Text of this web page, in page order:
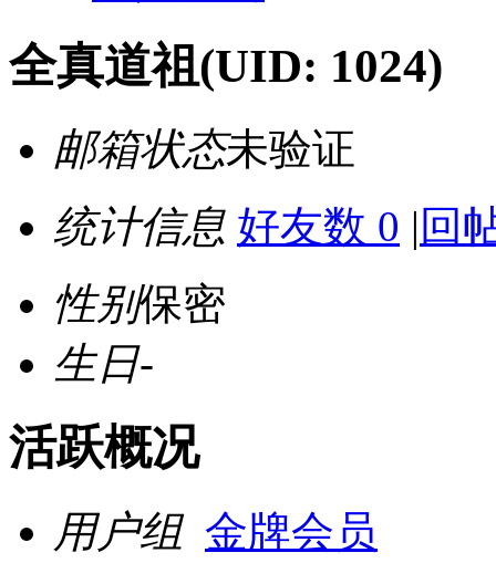
全真道祖 (UID: 1024)
邮箱状态未验证
统计信息 好友数 0 | 回
性别保密
生日-
活跃概况
用户组 金牌会员